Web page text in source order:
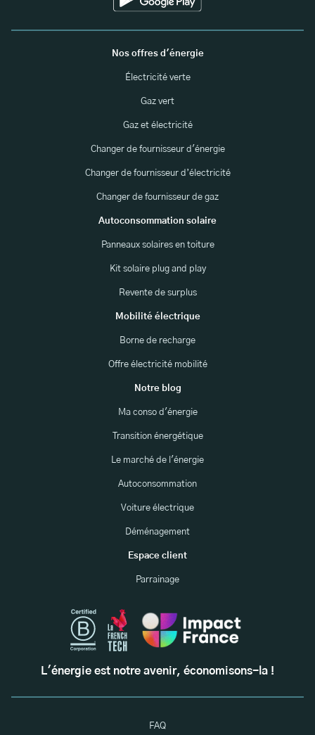
Nos offres d'énergie
Électricité verte
Gaz vert
Gaz et électricité
Changer de fournisseur d'énergie
Changer de fournisseur d’électricité
Changer de fournisseur de gaz
Autoconsommation solaire
Panneaux solaires en toiture
Kit solaire plug and play
Revente de surplus
Mobilité électrique
Borne de recharge
Offre électricité mobilité
Notre blog
Ma conso d'énergie
Transition énergétique
Le marché de l'énergie
Autoconsommation
Voiture électrique
Déménagement
Espace client
Parrainage
L'énergie est notre avenir, économisons-la !
FAQ